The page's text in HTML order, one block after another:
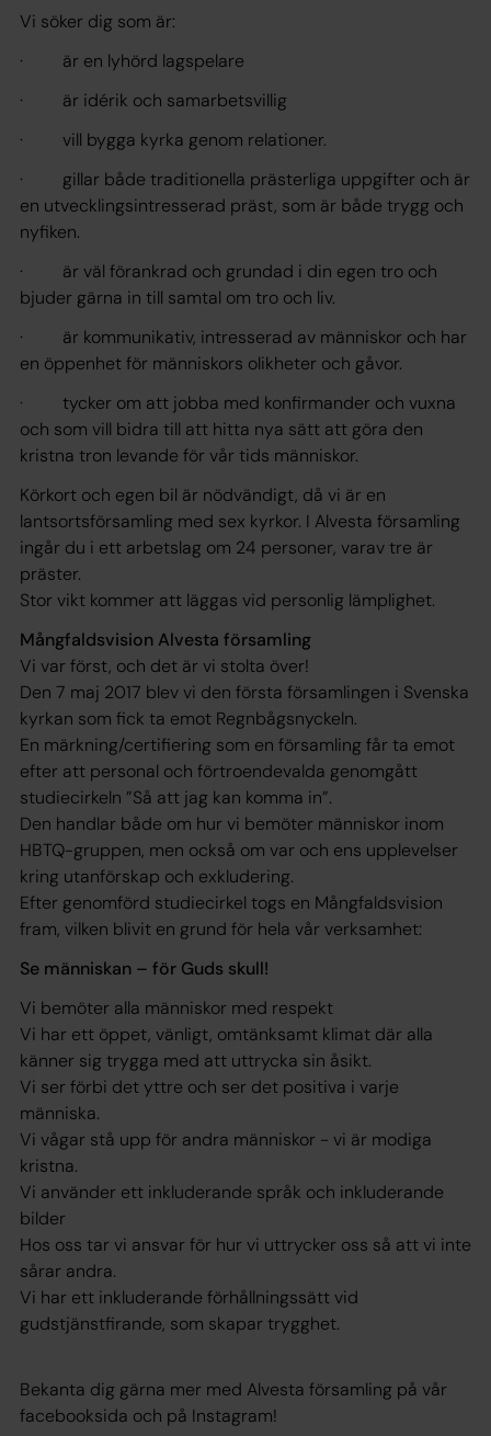
Vi söker dig som är:
· är en lyhörd lagspelare
· är idérik och samarbetsvillig
· vill bygga kyrka genom relationer.
· gillar både traditionella prästerliga uppgifter och är
en utvecklingsintresserad präst, som är både trygg och
nyfiken.
· är väl förankrad och grundad i din egen tro och
bjuder gärna in till samtal om tro och liv.
· är kommunikativ, intresserad av människor och har
en öppenhet för människors olikheter och gåvor.
· tycker om att jobba med konfirmander och vuxna
och som vill bidra till att hitta nya sätt att göra den
kristna tron levande för vår tids människor.
Körkort och egen bil är nödvändigt, då vi är en
lantsortsförsamling med sex kyrkor. I Alvesta församling
ingår du i ett arbetslag om 24 personer, varav tre är
präster.
Stor vikt kommer att läggas vid personlig lämplighet.
Mångfaldsvision Alvesta församling
Vi var först, och det är vi stolta över!
Den 7 maj 2017 blev vi den första församlingen i Svenska
kyrkan som fick ta emot Regnbågsnyckeln.
En märkning/certifiering som en församling får ta emot
efter att personal och förtroendevalda genomgått
studiecirkeln ”Så att jag kan komma in”.
Den handlar både om hur vi bemöter människor inom
HBTQ-gruppen, men också om var och ens upplevelser
kring utanförskap och exkludering.
Efter genomförd studiecirkel togs en Mångfaldsvision
fram, vilken blivit en grund för hela vår verksamhet:
Se människan – för Guds skull!
Vi bemöter alla människor med respekt
Vi har ett öppet, vänligt, omtänksamt klimat där alla
känner sig trygga med att uttrycka sin åsikt.
Vi ser förbi det yttre och ser det positiva i varje
människa.
Vi vågar stå upp för andra människor - vi är modiga
kristna.
Vi använder ett inkluderande språk och inkluderande
bilder
Hos oss tar vi ansvar för hur vi uttrycker oss så att vi inte
sårar andra.
Vi har ett inkluderande förhållningssätt vid
gudstjänstfirande, som skapar trygghet.
Bekanta dig gärna mer med Alvesta församling på vår
facebooksida och på Instagram!